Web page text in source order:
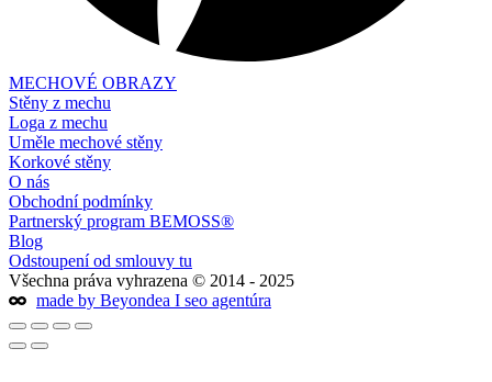
MECHOVÉ OBRAZY
Stěny z mechu
Loga z mechu
Uměle mechové stěny
Korkové stěny
O nás
Obchodní podmínky
Partnerský program BEMOSS®
Blog
Odstoupení od smlouvy tu
Všechna práva vyhrazena © 2014 - 2025
made by Beyondea I seo agentúra